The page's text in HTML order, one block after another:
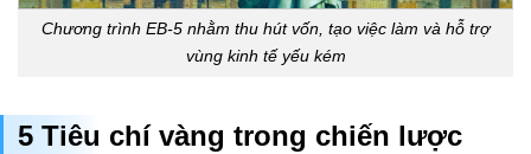
Chương trình EB-5 nhằm thu hút vốn, tạo việc làm và hỗ trợ
vùng kinh tế yếu kém
5 Tiêu chí vàng trong chiến lược